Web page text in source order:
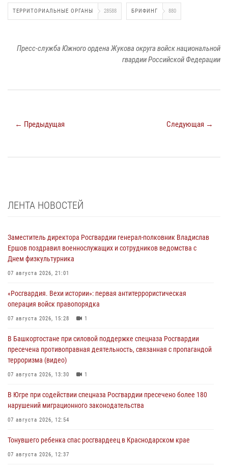
ТЕРРИТОРИАЛЬНЫЕ ОРГАНЫ 28588 БРИФИНГ 880
Пресс-служба Южного ордена Жукова округа войск национальной
гвардии Российской Федерации
← Предыдущая Следующая →
ЛЕНТА НОВОСТЕЙ
Заместитель директора Росгвардии генерал-полковник Владислав
Ершов поздравил военнослужащих и сотрудников ведомства с
Днем физкультурника
07 августа 2026, 21:01
«Росгвардия. Вехи истории»: первая антитеррористическая
операция войск правопорядка
07 августа 2026, 15:28 1
В Башкортостане при силовой поддержке спецназа Росгвардии
пресечена противоправная деятельность, связанная с пропагандой
терроризма (видео)
07 августа 2026, 13:30 1
В Югре при содействии спецназа Росгвардии пресечено более 180
нарушений миграционного законодательства
07 августа 2026, 12:54
Тонувшего ребенка спас росгвардеец в Краснодарском крае
07 августа 2026, 12:37